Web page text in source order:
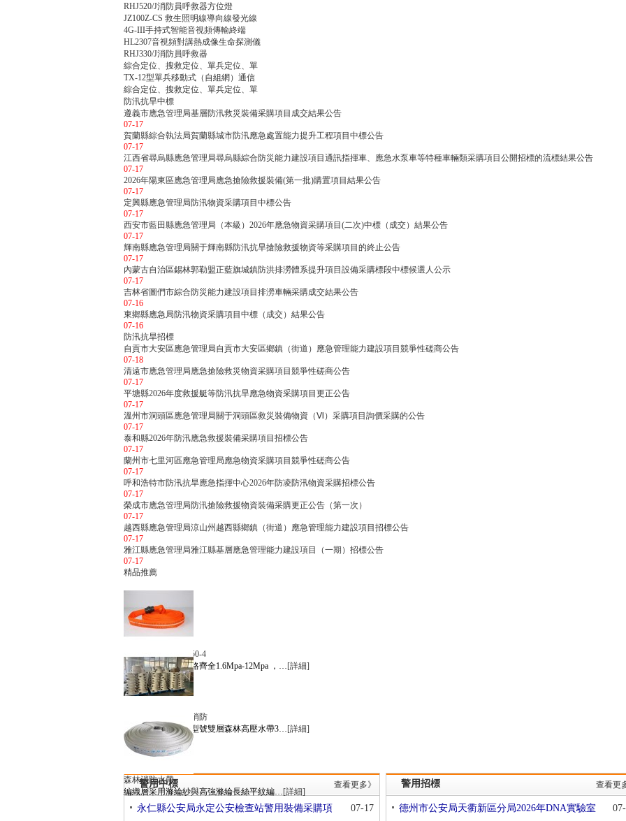
RHJ520/J消防員呼救器方位燈
JZ100Z-CS 救生照明線導向線發光線
4G-III手持式智能音視頻傳輸終端
HL2307音視頻對講熱成像生命探測儀
RHJ330/J消防員呼救器
綜合定位、搜救定位、單兵定位、單
TX-12型單兵移動式（自組網）通信
綜合定位、搜救定位、單兵定位、單
防汛抗旱中標
遵義市應急管理局基層防汛救災裝備采購項目成交結果公告
07-17
賀蘭縣綜合執法局賀蘭縣城市防汛應急處置能力提升工程項目中標公告
07-17
江西省尋烏縣應急管理局尋烏縣綜合防災能力建設項目通訊指揮車、應急水泵車等特種車輛類采購項目公開招標的流標結果公告
07-17
2026年陽東區應急管理局應急搶險救援裝備(第一批)購置項目結果公告
07-17
定興縣應急管理局防汛物資采購項目中標公告
07-17
西安市藍田縣應急管理局（本級）2026年應急物資采購項目(二次)中標（成交）結果公告
07-17
輝南縣應急管理局關于輝南縣防汛抗旱搶險救援物資等采購項目的終止公告
07-17
內蒙古自治區錫林郭勒盟正藍旗城鎮防洪排澇體系提升項目設備采購標段中標候選人公示
07-17
吉林省圖們市綜合防災能力建設項目排澇車輛采購成交結果公告
07-16
東鄉縣應急局防汛物資采購項目中標（成交）結果公告
07-16
防汛抗旱招標
自貢市大安區應急管理局自貢市大安區鄉鎮（街道）應急管理能力建設項目競爭性磋商公告
07-18
清遠市應急管理局應急搶險救災物資采購項目競爭性磋商公告
07-17
平塘縣2026年度救援艇等防汛抗旱應急物資采購項目更正公告
07-17
溫州市洞頭區應急管理局關于洞頭區救災裝備物資（Ⅵ）采購項目詢價采購的公告
07-17
泰和縣2026年防汛應急救援裝備采購項目招標公告
07-17
蘭州市七里河區應急管理局應急物資采購項目競爭性磋商公告
07-17
呼和浩特市防汛抗旱應急指揮中心2026年防凌防汛物資采購招標公告
07-17
榮成市應急管理局防汛搶險救援物資裝備采購更正公告（第一次）
07-17
越西縣應急管理局涼山州越西縣鄉鎮（街道）應急管理能力建設項目招標公告
07-17
雅江縣應急管理局雅江縣基層應急管理能力建設項目（一期）招標公告
07-17
精品推薦
高壓森林消防水帶50-4
高壓森林水帶，規格齊全1.6Mpa-12Mpa ，…[詳細]
祥雨雙層高壓森林消防
我公司常年供應高型號雙層森林高壓水帶3…[詳細]
森林消防水帶
編織層采用滌綸紗與高強滌綸長絲平紋編…[詳細]
警用中標 查看更多》
永仁縣公安局永定公安檢查站警用裝備采購項 07-17
警用招標 查看更
德州市公安局天衢新區分局2026年DNA實驗室